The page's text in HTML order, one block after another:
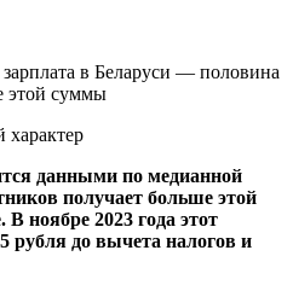
данными по медианной
получает больше этой
ноябре 2023 года этот
рубля до вычета налогов и